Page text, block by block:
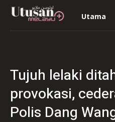
Utama
Tujuh lelaki
provokasi,
Polis Dang